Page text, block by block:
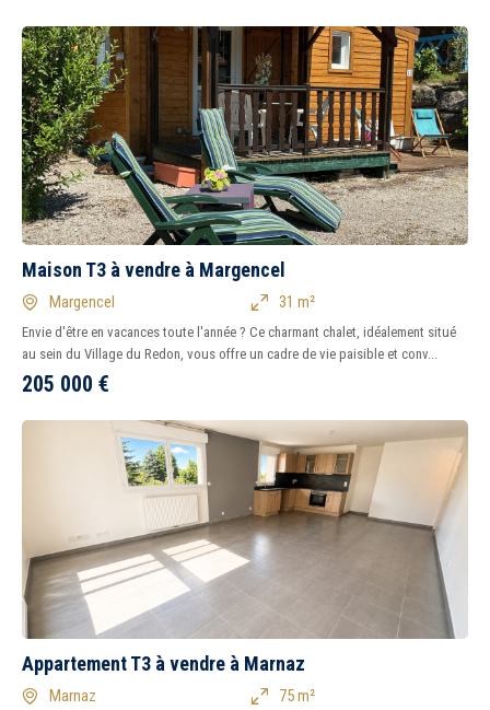
Maison T3 à vendre à Margencel
Margencel 31 m²
Envie d'être en vacances toute l'année ? Ce charmant chalet, idéalement situé
au sein du Village du Redon, vous offre un cadre de vie paisible et conv...
205 000 €
Appartement T3 à vendre à Marnaz
Marnaz 75 m²